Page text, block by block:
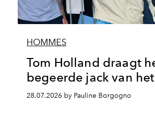
HOMMES
Tom Holland draagt
begeerde jack van
28.07.2026 by Pauline Borgogno